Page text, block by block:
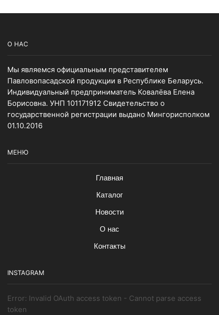
О НАС
Мы являемся официальным представителем
Павловопасадской продукции в Республике Беларусь.
Индивидуальный предприниматель Ковалёва Елена
Борисовна. УНП 101171912 Свидетельство о
государственной регистрации выдано Мингорисполком
01.10.2016
МЕНЮ
Главная
Каталог
Новости
О нас
Контакты
INSTAGRAM
Error: Invalid OAuth access token - Cannot parse access
token